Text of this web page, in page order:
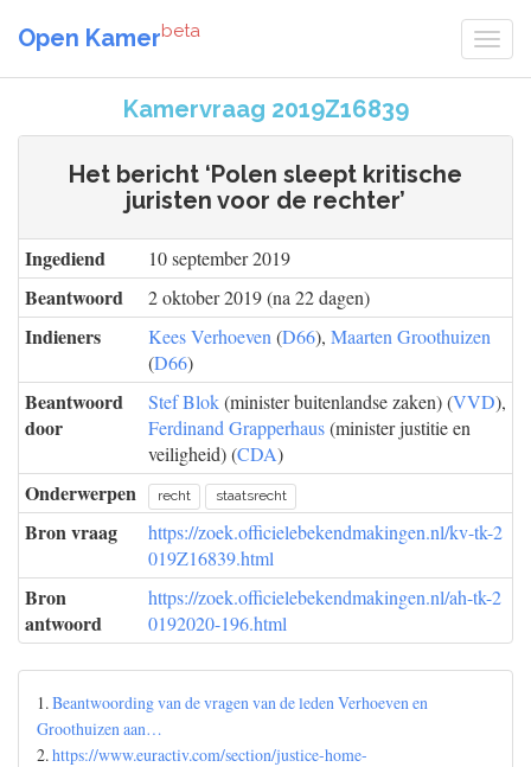
Open Kamerbeta
Kamervraag 2019Z16839
Het bericht ‘Polen sleept kritische
juristen voor de rechter’
Ingediend 10 september 2019
Beantwoord 2 oktober 2019 (na 22 dagen)
Indieners Kees Verhoeven (D66), Maarten Groothuizen
(D66)
Beantwoord
door
Stef Blok(minister buitenlandse zaken) (VVD),
Ferdinand Grapperhaus(minister justitie en
veiligheid) (CDA)
Onderwerpen recht staatsrecht
Bron vraag
https://zoek.officielebekendmakingen.nl/kv-tk-2
019Z16839.html
Bron
antwoord
https://zoek.officielebekendmakingen.nl/ah-tk-2
0192020-196.html
1.Beantwoording van de vragen van de leden Verhoeven en
Groothuizen aan…
2.https://www.euractiv.com/section/justice-home-